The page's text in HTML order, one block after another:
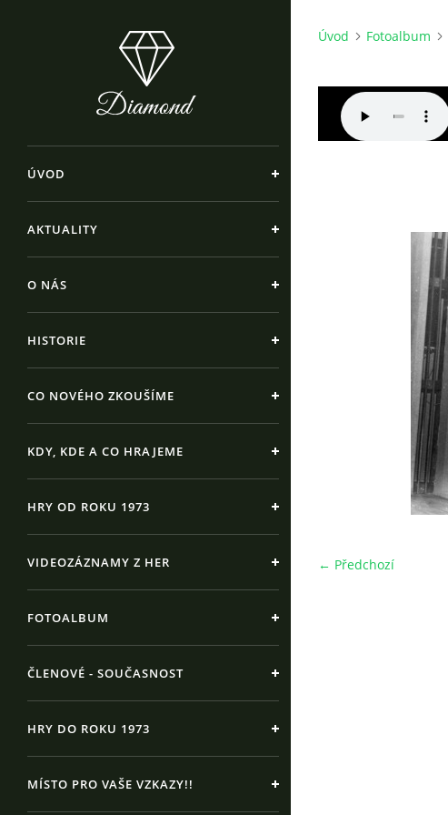
ÚVOD
AKTUALITY
O NÁS
HISTORIE
CO NOVÉHO ZKOUŠÍME
KDY, KDE A CO HRAJEME
HRY OD ROKU 1973
VIDEOZÁZNAMY Z HER
FOTOALBUM
ČLENOVÉ - SOUČASNOST
HRY DO ROKU 1973
MÍSTO PRO VAŠE VZKAZY!!
Úvod Fotoalbum
← Předchozí